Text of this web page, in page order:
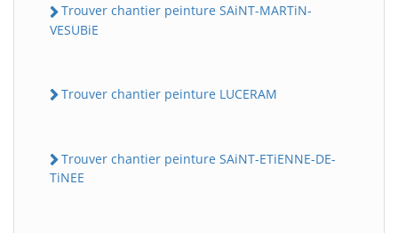
Trouver chantier peinture SAiNT-MARTiN-
VESUBiE
Trouver chantier peinture LUCERAM
Trouver chantier peinture SAiNT-ETiENNE-DE-
TiNEE